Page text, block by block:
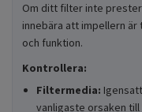
Om ditt filter inte
innebära att impellern
och funktion.
Kontrollera:
Filtermedia:
vanligaste orsaken